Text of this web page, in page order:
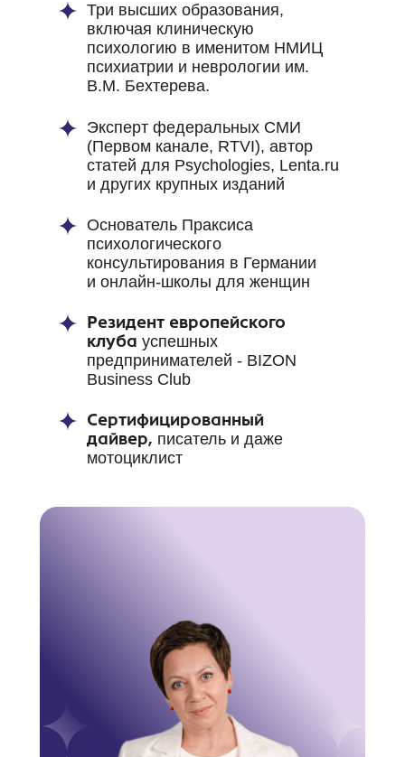
Три высших образования,
включая клиническую
психологию в именитом НМИЦ
психиатрии и неврологии им.
В.М. Бехтерева.
Эксперт федеральных СМИ
(Первом канале, RTVI), автор
статей для Psychologies, Lenta.ru
и других крупных изданий
Сертифицированный
дайвер, писатель и даже
мотоциклист
Резидент европейского
клуба успешных
предпринимателей - BIZON
Business Club
Основатель Праксиса
психологического
консультирования в Германии
и онлайн-школы для женщин
Лицензия
№ Л035-01298-77/00180305
ОГРН 1217700416240
ИНН 9705159075
© 2025 ООО «Интернациональный институт
практической психологии»